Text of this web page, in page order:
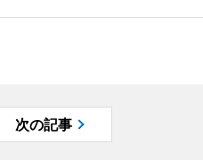
次の記事